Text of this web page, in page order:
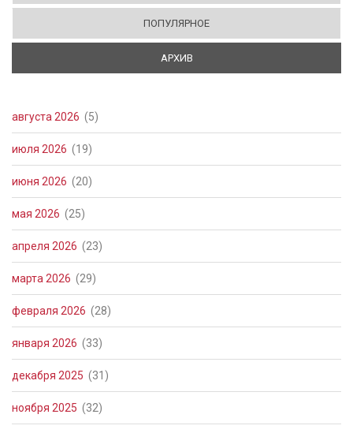
ПОПУЛЯРНОЕ
АРХИВ
августа 2026 (5)
июля 2026 (19)
июня 2026 (20)
мая 2026 (25)
апреля 2026 (23)
марта 2026 (29)
февраля 2026 (28)
января 2026 (33)
декабря 2025 (31)
ноября 2025 (32)